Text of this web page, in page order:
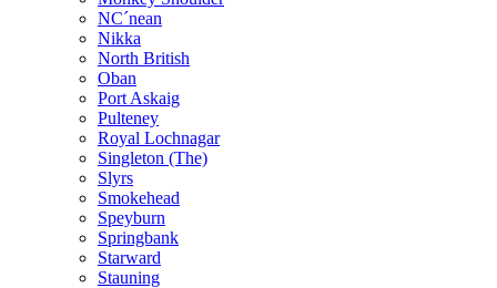
NC´nean
Nikka
North British
Oban
Port Askaig
Pulteney
Royal Lochnagar
Singleton (The)
Slyrs
Smokehead
Speyburn
Springbank
Starward
Stauning